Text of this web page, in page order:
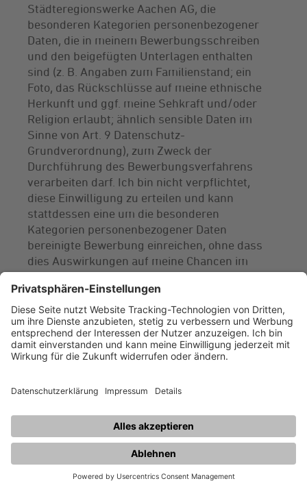
Städteregionswerke Aachen AG, die
besonderen Kategorien personenbezogener
Daten, die in meinem Bewerbungsschreiben
und den beigefügten Unterlagen enthalten
sind (z. B. Angaben zum Familienstand; ein
Foto, das Rückschlüsse auf meine ethnische
Herkunft und ggf. meine Sehkraft und/oder
Religion erlaubt; ähnlich sensible Daten im
Sinne von Art. 9 Datenschutz-
Grundverordnung), zum Zweck der
Durchführung des Bewerbungsverfahrens
verarbeiten darf. Ich bin nicht verpflichtet,
diese Einwilligung zu erteilen und kann
stattdessen eine um die besonderen
Kategorien personenbezogener Daten
bereinigte Bewerbung einreichen, ohne dass
dies Auswirkungen auf meine Chancen im
Bewerbungsverfahren hätte. Zudem kann ich
meine Einwilligung ohne Angabe von Gründen
verweigern und eine erteilte Einwilligung
jederzeit über die in der
Datenschutzinformation für Bewerber
genannten Kontaktinformationen widerrufen.
Friendly Captcha